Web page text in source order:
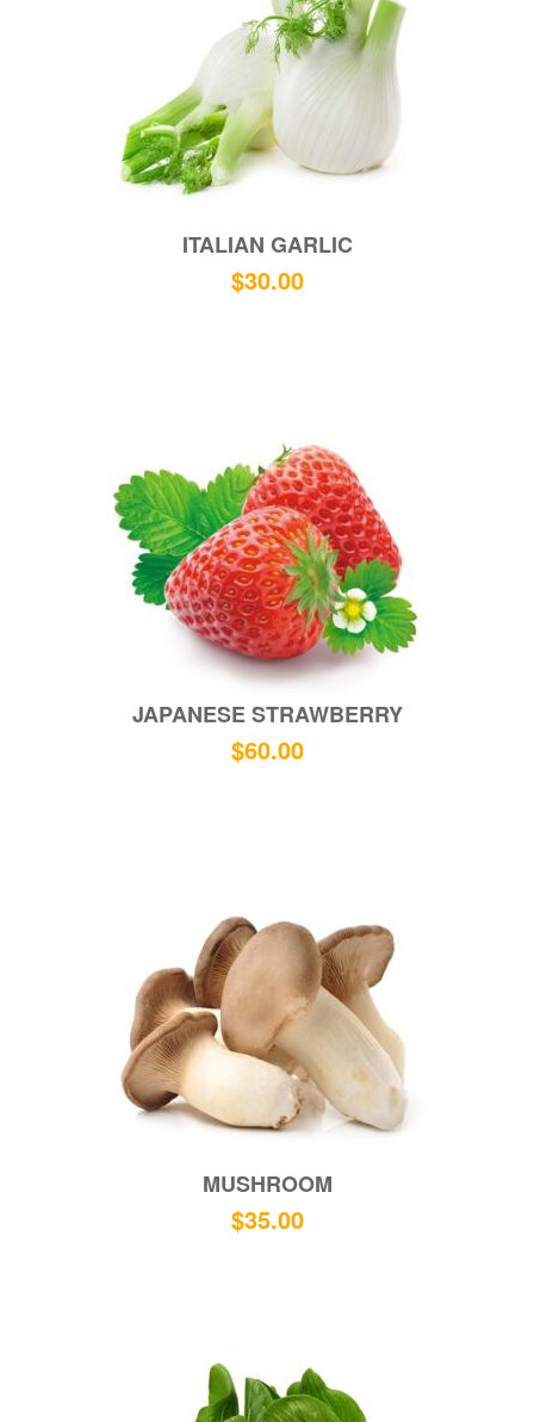
ITALIAN GARLIC
$30.00
JAPANESE STRAWBERRY
$60.00
MUSHROOM
$35.00